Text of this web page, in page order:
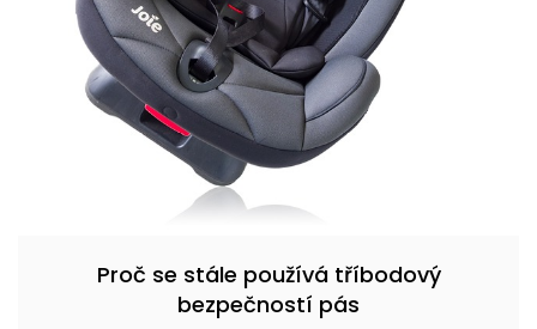
Proč se stále používá tříbodový
bezpečností pás